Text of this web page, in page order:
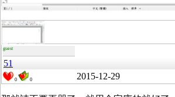
guest
51
0 0 2015-12-29